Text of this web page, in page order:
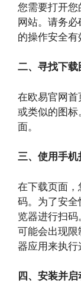
您需要打开您
网站。请务
的操作安全有
二、寻找下
在欧易官网首
或类似的图
面。
三、使用手
在下载页面
码。为了安
览器进行扫
可能会出现
器应用来执行
四、安装并